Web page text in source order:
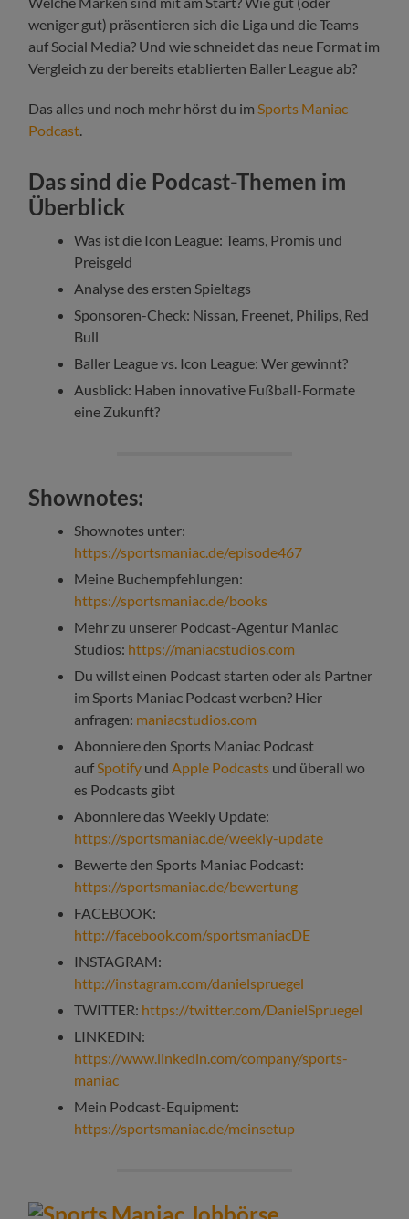
weniger gut) präsentieren sich die Liga und die Teams
auf Social Media? Und wie schneidet das neue Format im
Vergleich zu der bereits etablierten Baller League ab?
Das alles und noch mehr hörst du imSports Maniac
Podcast.
Das sind die Podcast-Themen im
Überblick
Was ist die Icon League: Teams, Promis und
Preisgeld
Analyse des ersten Spieltags
Sponsoren-Check: Nissan, Freenet, Philips, Red
Bull
Baller League vs. Icon League: Wer gewinnt?
Ausblick: Haben innovative Fußball-Formate
eine Zukunft?
Shownotes:
Shownotes unter:
https://sportsmaniac.de/episode467
Meine Buchempfehlungen:
https://sportsmaniac.de/books
Mehr zu unserer Podcast-Agentur Maniac
Studios: https://maniacstudios.com
Du willst einen Podcast starten oder als Partner
im Sports Maniac Podcast werben? Hier
anfragen: maniacstudios.com
Abonniere den Sports Maniac Podcast
aufSpotify undApple Podcasts und überall wo
es Podcasts gibt
Abonniere das Weekly Update:
https://sportsmaniac.de/weekly-update
Bewerte den Sports Maniac Podcast:
https://sportsmaniac.de/bewertung
FACEBOOK:
http://facebook.com/sportsmaniacDE
INSTAGRAM:
http://instagram.com/danielspruegel
TWITTER: https://twitter.com/DanielSpruegel
LINKEDIN:
https://www.linkedin.com/company/sports-
maniac
Mein Podcast-Equipment:
https://sportsmaniac.de/meinsetup